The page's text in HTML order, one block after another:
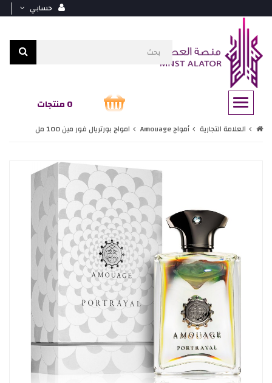
حسابي
0 منتجات
العلامة التجارية أمواج Amouage امواج بورتريال فور مين 100 مل